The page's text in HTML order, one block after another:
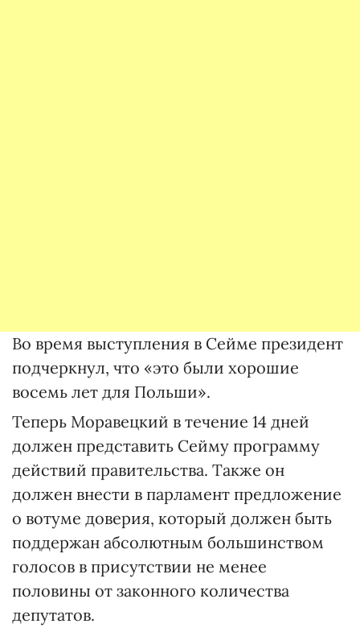
Во время выступления в Сейме президент
подчеркнул, что «это были хорошие
восемь лет для Польши».
Теперь Моравецкий в течение 14 дней
должен представить Сейму программу
действий правительства. Также он
должен внести в парламент предложение
о вотуме доверия, который должен быть
поддержан абсолютным большинством
голосов в присутствии не менее
половины от законного количества
депутатов.